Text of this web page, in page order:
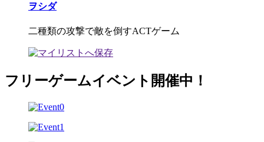
ヲシダ
二種類の攻撃で敵を倒すACTゲーム
フリーゲームイベント開催中！